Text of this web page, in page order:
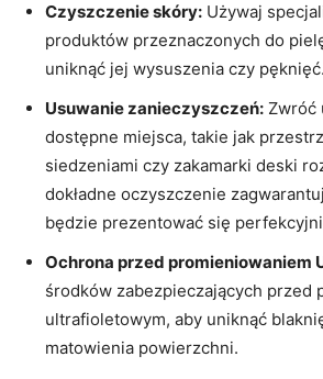
Czyszczenie skóry: Używaj
produktów przeznaczonych do
uniknąć jej wysuszenia czy pęknięć.
Usuwanie zanieczyszczeń: Zwróć
dostępne miejsca, takie jak
siedzeniami czy zakamarki deski
dokładne oczyszczenie
będzie prezentować się
Ochrona przed promieniowaniem
środków zabezpieczających przed
ultrafioletowym, aby uniknąć
matowienia powierzchni.